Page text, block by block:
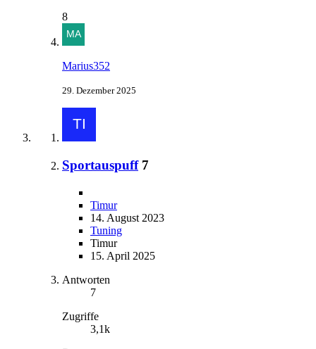
8
Marius352
29. Dezember 2025
Sportauspuff 7
Timur
14. August 2023
Tuning
Timur
15. April 2025
Antworten
7
Zugriffe
3,1k